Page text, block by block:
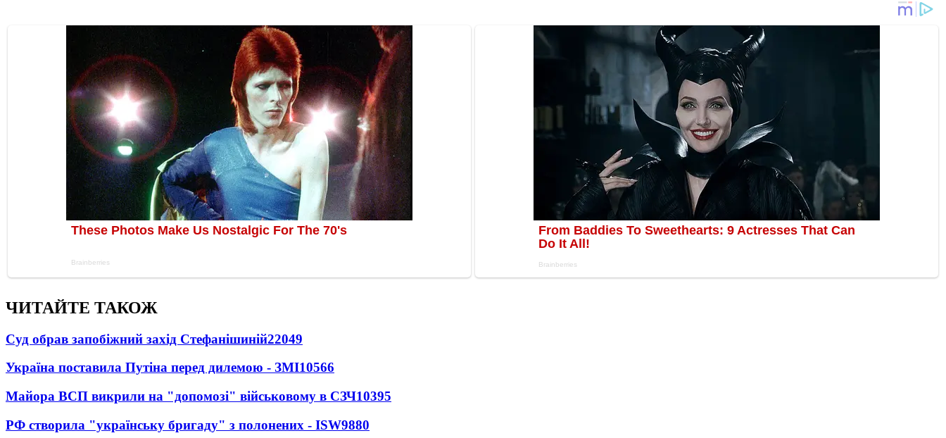
ЧИТАЙТЕ ТАКОЖ
Суд обрав запобіжний захід Стефанішиній22049
Україна поставила Путіна перед дилемою - ЗМІ10566
Майора ВСП викрили на "допомозі" військовому в СЗЧ10395
РФ створила "українську бригаду" з полонених - ISW9880